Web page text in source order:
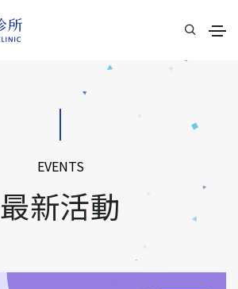
EVENTS
最新活動